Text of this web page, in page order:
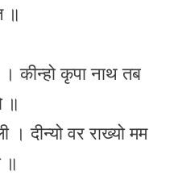
॥
। कीन्हो कृपा नाथ तब
॥
। दीन्यो वर राख्यो मम
॥